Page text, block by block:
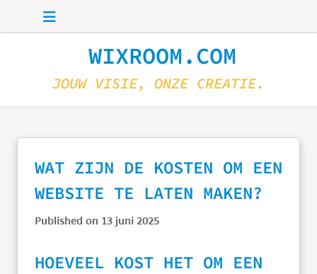
Skip to main content
WIXROOM.COM
JOUW VISIE, ONZE CREATIE.
WAT ZIJN DE KOSTEN OM EEN
WEBSITE TE LATEN MAKEN?
Published on 13 juni 2025
HOEVEEL KOST HET OM EEN